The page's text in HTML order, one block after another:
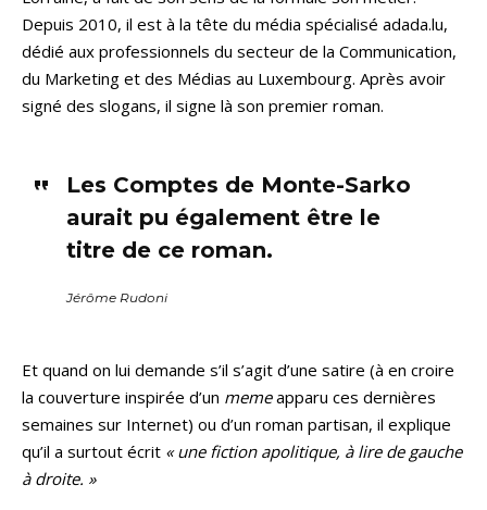
Depuis 2010, il est à la tête du média spécialisé adada.lu,
dédié aux professionnels du secteur de la Communication,
du Marketing et des Médias au Luxembourg. Après avoir
signé des slogans, il signe là son premier roman.
Les Comptes de Monte-Sarko
aurait pu également être le
titre de ce roman.
Jérôme Rudoni
Et quand on lui demande s’il s’agit d’une satire (à en croire
la couverture inspirée d’un memeapparu ces dernières
semaines sur Internet) ou d’un roman partisan, il explique
qu’il a surtout écrit « une fiction apolitique, à lire de gauche
à droite. »